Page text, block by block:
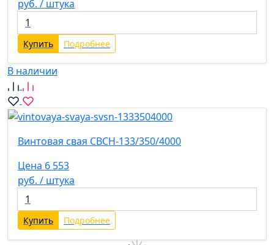
руб. / штука
Купить Подробнее
В наличии
Винтовая свая СВСН-133/350/4000
Цена 6 553
руб. / штука
Купить Подробнее